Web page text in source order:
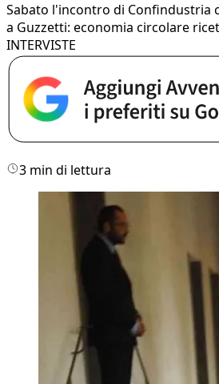
​Sabato l'incontro di Confindustria
a Guzzetti: economia circolare
INTERVISTE
3 min di lettura